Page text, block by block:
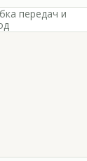
передач и